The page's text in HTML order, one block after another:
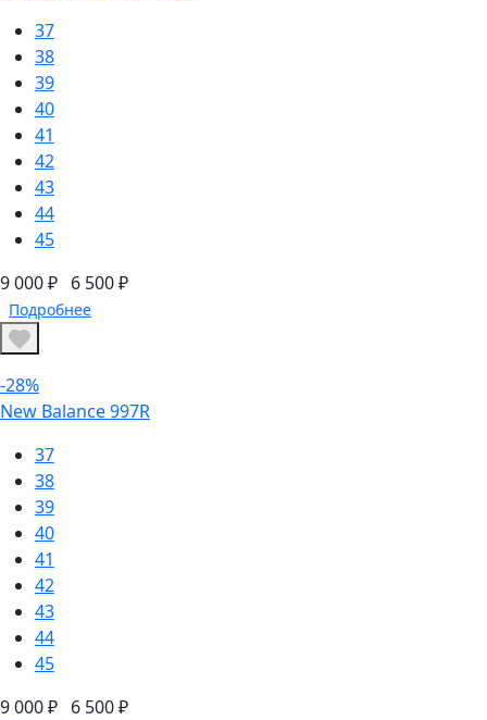
37
38
39
40
41
42
43
44
45
9 000 ₽ 6 500 ₽
Подробнее
-28%
New Balance 997R
37
38
39
40
41
42
43
44
45
9 000 ₽ 6 500 ₽